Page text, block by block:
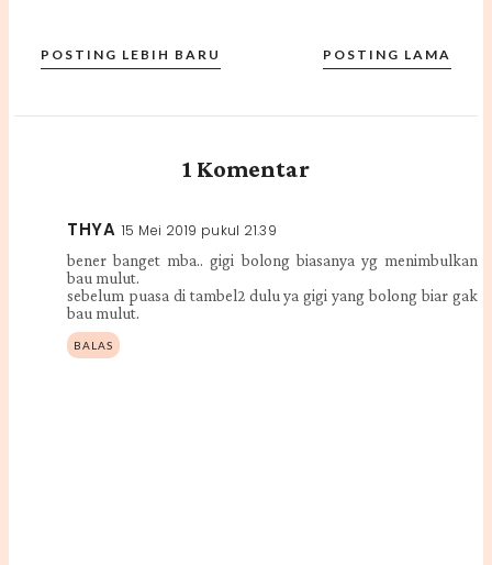
POSTING LEBIH BARU POSTING LAMA
1 Komentar
THYA 15 Mei 2019 pukul 21.39
bener banget mba.. gigi bolong biasanya yg menimbulkan
bau mulut.
sebelum puasa di tambel2 dulu ya gigi yang bolong biar gak
bau mulut.
BALAS